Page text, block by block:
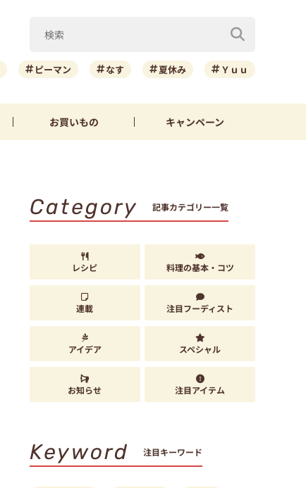
ピーマン なす 夏休み Ｙｕｕ
お買いもの キャンペーン
Category 記事カテゴリー一覧
レシピ 料理の基本・コツ
連載 注目フーディスト
アイデア スペシャル
お知らせ 注目アイテム
Keyword 注目キーワード